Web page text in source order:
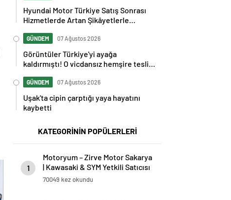
Hyundai Motor Türkiye Satış Sonrası
Hizmetlerde Artan Şikâyetlerle
GÜNDEM 07 Ağustos 2026
Görüntüler Türkiye'yi ayağa
kaldırmıştı! O vicdansız hemşire teslim
GÜNDEM 07 Ağustos 2026
Uşak'ta cipin çarptığı yaya hayatını
kaybetti
KATEGORİNİN POPÜLERLERİ
1
Motoryum – Zirve Motor Sakarya
| Kawasaki & SYM Yetkili Satıcısı
ve Servisi
70049 kez okundu